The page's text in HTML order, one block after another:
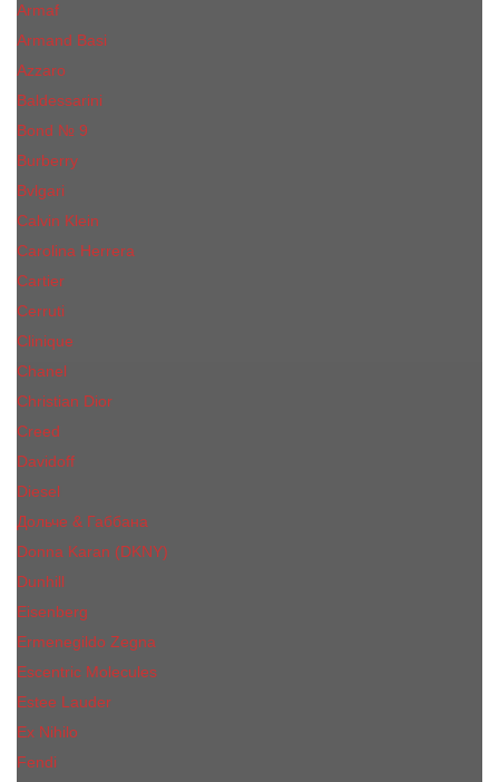
Armaf
Armand Basi
Azzaro
Baldessarini
Bond № 9
Burberry
Bvlgari
Calvin Klein
Carolina Herrera
Cartier
Cerruti
Сliniquе
Chanel
Christian Dior
Creed
Davidoff
Diesel
Дольче & Габбана
Donna Karan (DKNY)
Dunhill
Eisenberg
Ermenegildo Zegna
Escentric Molecules
Еsteе Lаudеr
Ex Nihilo
Fendi